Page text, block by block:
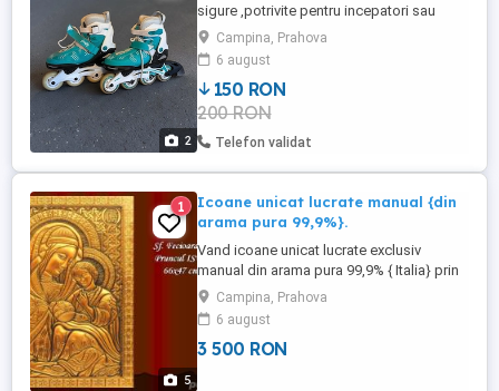
2
sigure ,potrivite pentru incepatori sau
intermediari . Marime ajustabila 33-36
Sistem de prindere siret-velcro-catarama
Cadru aluminiu Rulmenti ABEC5 Roti 70mm
(PU) foarte putin uzate Frana pe piciorul
drept spate Culoare turcoz cu alb Stare
foarte buna ...
Campina, Prahova
6 august
150 RON
200 RON
Telefon validat
5
1
Icoane unicat lucrate manual {din
arama pura 99,9%}.
Vand icoane unicat lucrate exclusiv
manual din arama pura 99,9% { Italia} prin
tehnica metaloplastie, cu patina de
vechime din argint electrolitic, protejate cu
geam si antioxidare in timp. Pretul, decent
negociabil, prin tel. . . Locuiesc in Campina
Campina, Prahova
6 august
3 500 RON